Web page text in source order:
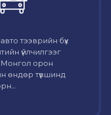
тээврийн бүх
үйлчилгээг
Монгол орон
өндөр түвшинд